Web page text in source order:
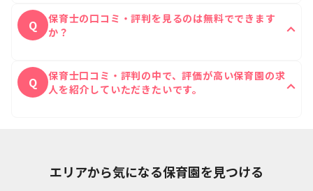
A
間は1日あたり0時間です。
Q
保育士の口コミ・評判を見るのは無料でできます
か？
A
Q
保育士口コミ・評判の中で、評価が高い保育園の求
人を紹介していただきたいです。
エリアから気になる保育園を見つける